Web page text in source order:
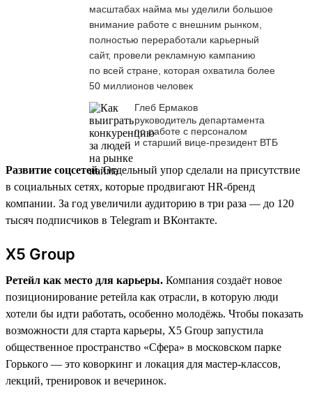
масштабах найма мы уделили большое
внимание работе с внешним рынком,
полностью переработали карьерный
сайт, провели рекламную кампанию
по всей стране, которая охватила более
50 миллионов человек
Глеб Ермаков
руководитель департамента
по работе с персоналом
и старший вице-президент ВТБ
Развитие соцсетей.Отдельный упор сделали на присутствие
в социальных сетях, которые продвигают HR-бренд
компании. За год увеличили аудиторию в три раза — до 120
тысяч подписчиков в Telegram и ВКонтакте.
X5 Group
Ретейл как место для карьеры. Компания создаёт новое
позиционирование ретейла как отрасли, в которую люди
хотели бы идти работать, особенно молодёжь. Чтобы показать
возможности для старта карьеры, X5 Group запустила
общественное пространство «Сфера» в московском парке
Горького — это коворкинг и локация для мастер-классов,
лекций, тренировок и вечеринок.